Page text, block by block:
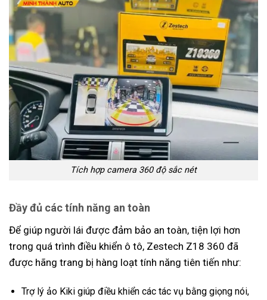
Tích hợp camera 360 độ sắc nét
Đầy đủ các tính năng an toàn
Để giúp người lái được đảm bảo an toàn, tiện lợi hơn
trong quá trình điều khiển ô tô, Zestech Z18 360 đã
được hãng trang bị hàng loạt tính năng tiên tiến như:
Trợ lý ảo Kiki giúp điều khiển các tác vụ bằng giọng nói,